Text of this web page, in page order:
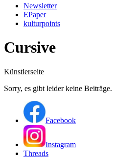
Newsletter
EPaper
kulturpoints
Cursive
Künstlerseite
Sorry, es gibt leider keine Beiträge.
Facebook
Instagram
Threads